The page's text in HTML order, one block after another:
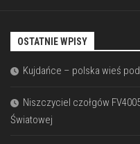
OSTATNIE WPISY
Kujdańce – polska wieś
Niszczyciel czołgów
Światowej